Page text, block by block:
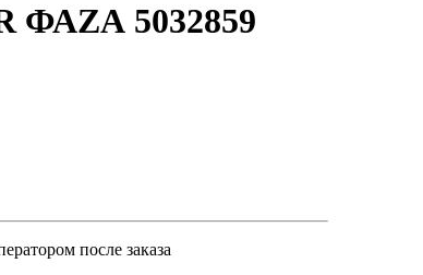
ФАZА 5032859
после заказа